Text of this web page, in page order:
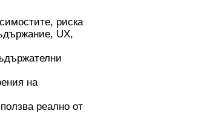
риска
UX,
на
реално от